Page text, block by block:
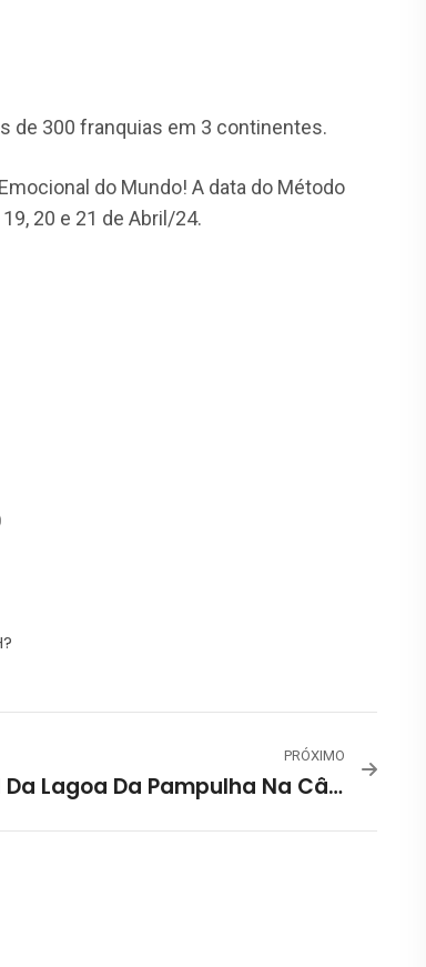
de 300 franquias em 3 continentes.
do Mundo! A data do Método
20 e 21 de Abril/24.
PRÓXIMO
CPI Da Lagoa Da Pampulha Na Câmara I